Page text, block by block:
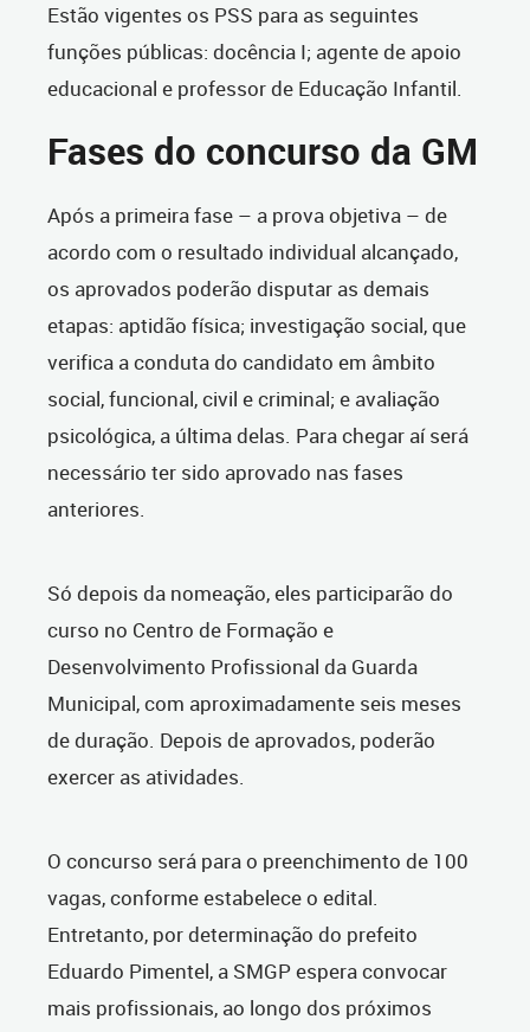
Estão vigentes os PSS para as seguintes
funções públicas: docência I; agente de apoio
educacional e professor de Educação Infantil.
Fases do concurso da GM
Após a primeira fase – a prova objetiva – de
acordo com o resultado individual alcançado,
os aprovados poderão disputar as demais
etapas: aptidão física; investigação social, que
verifica a conduta do candidato em âmbito
social, funcional, civil e criminal; e avaliação
psicológica, a última delas. Para chegar aí será
necessário ter sido aprovado nas fases
anteriores.
Só depois da nomeação, eles participarão do
curso no Centro de Formação e
Desenvolvimento Profissional da Guarda
Municipal, com aproximadamente seis meses
de duração. Depois de aprovados, poderão
exercer as atividades.
O concurso será para o preenchimento de 100
vagas, conforme estabelece o edital.
Entretanto, por determinação do prefeito
Eduardo Pimentel, a SMGP espera convocar
mais profissionais, ao longo dos próximos